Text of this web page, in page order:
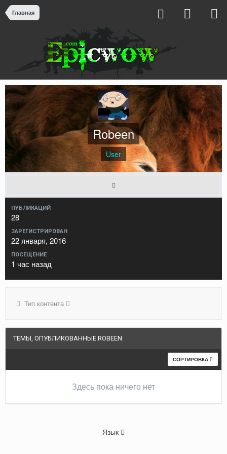
Главная
Robeen
User
ПУБЛИКАЦИЙ
28
ЗАРЕГИСТРИРОВАН
22 января, 2016
ПОСЕЩЕНИЕ
1 час назад
Тип контента
ТЕМЫ, ОПУБЛИКОВАННЫЕ ROBEEN
СОРТИРОВКА
Здесь пока ничего нет
Язык